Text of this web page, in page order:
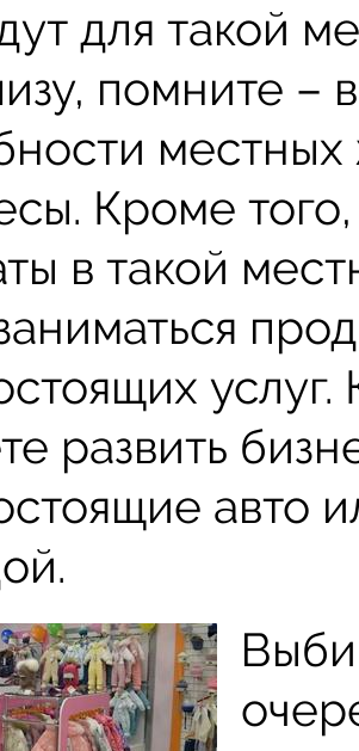
для такой
помните –
Кроме
в такой
развить
авто